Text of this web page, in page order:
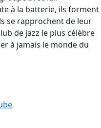
à la batterie, ils forment
se rapprochent de leur
de jazz le plus célèbre
à jamais le monde du